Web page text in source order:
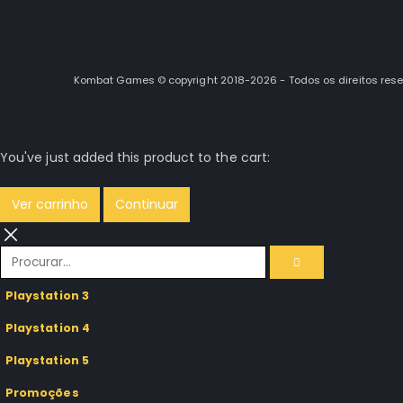
Kombat Games © copyright 2018-2026 - Todos os direitos
You've just added this product to the cart:
Ver carrinho Continuar
Playstation 3
Playstation 4
Playstation 5
Promoções